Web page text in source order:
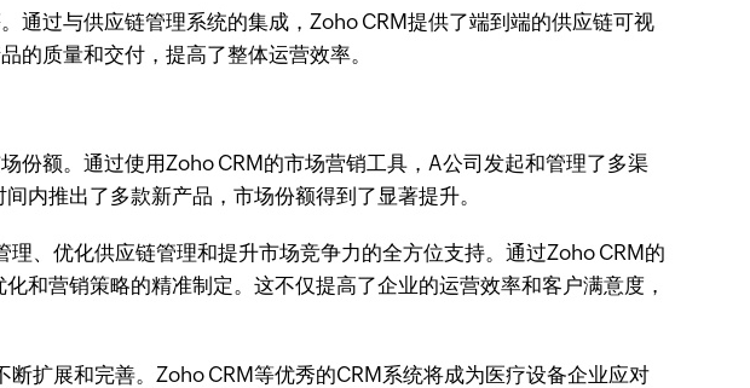
通过与供应链管理系统的集成，Zoho CRM提供了端到端的供应链可视
的质量和交付，提高了整体运营效率。
份额。通过使用Zoho CRM的市场营销工具，A公司发起和管理了多渠
内推出了多款新产品，市场份额得到了显著提升。
、优化供应链管理和提升市场竞争力的全方位支持。通过Zoho CRM的
和营销策略的精准制定。这不仅提高了企业的运营效率和客户满意度，
扩展和完善。Zoho CRM等优秀的CRM系统将成为医疗设备企业应对